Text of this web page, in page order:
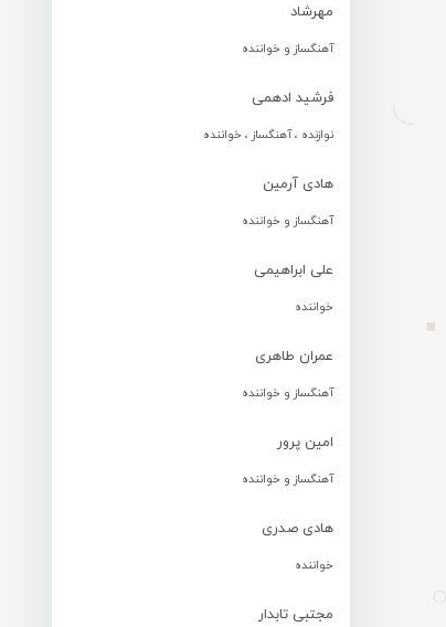
مهرشاد
آهنگساز و خواننده
فرشید ادهمی
نوازنده ، آهنگساز ، خواننده
هادی آرمین
آهنگساز و خواننده
علی ابراهیمی
خواننده
عمران طاهری
آهنگساز و خواننده
امین پرور
آهنگساز و خواننده
هادی صدری
خواننده
مجتبی تابدار